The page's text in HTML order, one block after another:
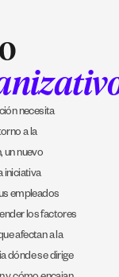
necesita
a la
un nuevo
iniciativa
empleados
los factores
afectan a la
dónde se dirige